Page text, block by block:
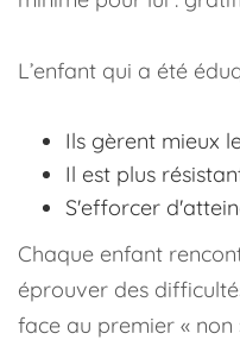
L’enfant qui a été
Ils gèrent mieux
Il est plus
S'efforcer
Chaque enfant
éprouver des
face au premier « non